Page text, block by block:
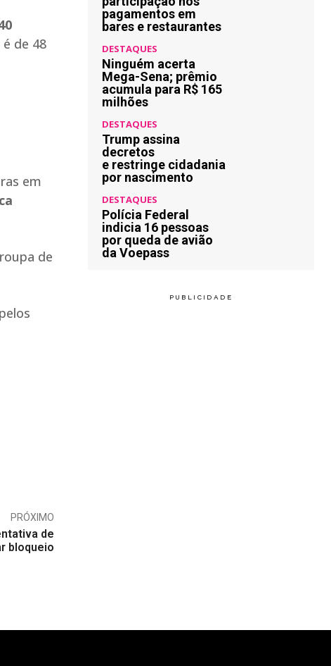
de 48
em
de
PRÓXIMO
de
bloqueio
pagamentos em
bares e restaurantes
DESTAQUES
Ninguém acerta
Mega-Sena; prêmio
acumula para R$ 165
milhões
DESTAQUES
Trump assina
decretos
e restringe cidadania
por nascimento
DESTAQUES
Polícia Federal
indicia 16 pessoas
por queda de avião
da Voepass